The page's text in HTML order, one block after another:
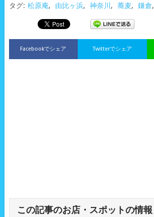
タグ: 松原庵, 由比ヶ浜, 神奈川 , 蕎麦, 鎌倉,
Facebookでシェア Twitterでシェア
この記事のお店・スポットの情報